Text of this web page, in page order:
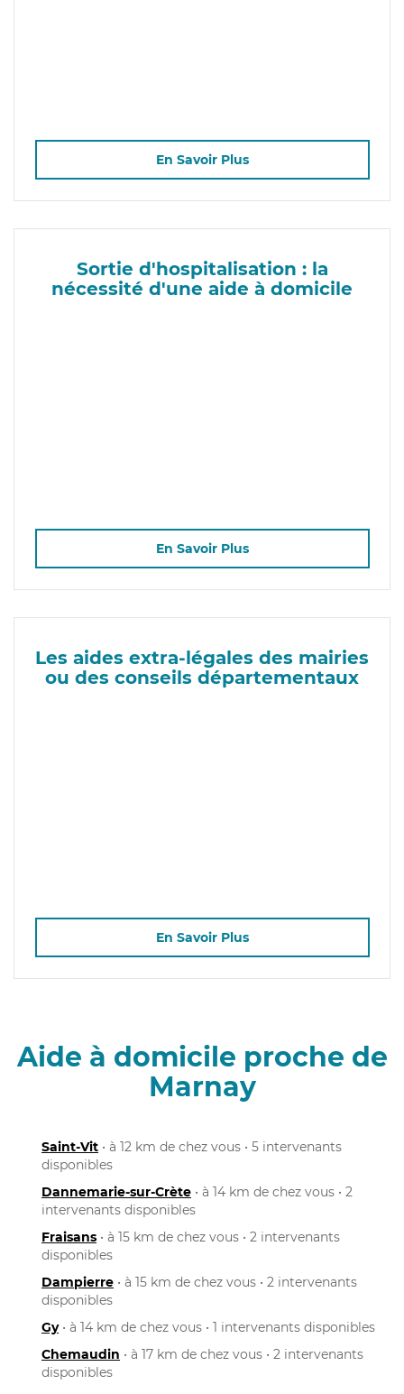
En Savoir Plus
Sortie d'hospitalisation : la
nécessité d'une aide à domicile
En Savoir Plus
Les aides extra-légales des mairies
ou des conseils départementaux
En Savoir Plus
Aide à domicile proche de
Marnay
Saint-Vit • à 12 km de chez vous • 5 intervenants
disponibles
Dannemarie-sur-Crète • à 14 km de chez vous • 2
intervenants disponibles
Fraisans • à 15 km de chez vous • 2 intervenants
disponibles
Dampierre • à 15 km de chez vous • 2 intervenants
disponibles
Gy• à 14 km de chez vous • 1 intervenants disponibles
Chemaudin • à 17 km de chez vous • 2 intervenants
disponibles